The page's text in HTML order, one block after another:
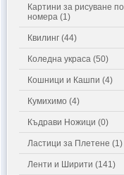
Картини за рисуване по
номера (1)
Квилинг (44)
Коледна украса (50)
Кошници и Кашпи (4)
Кумихимо (4)
Къдрави Ножици (0)
Ластици за Плетене (1)
Ленти и Ширити (141)